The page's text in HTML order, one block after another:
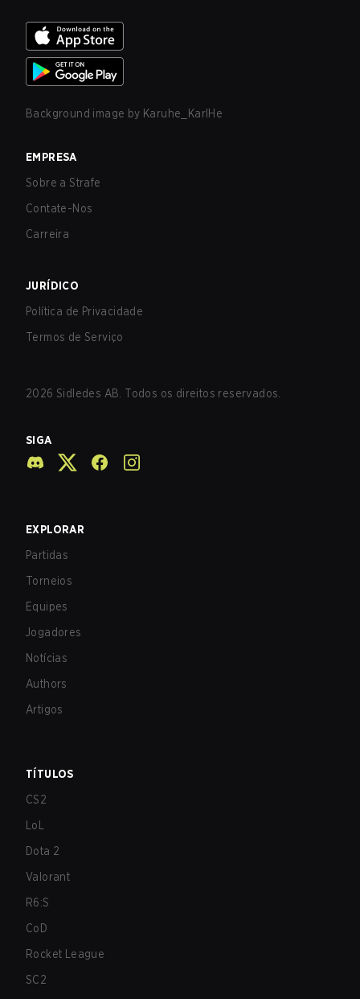
Background image by Karuhe_KarlHe
EMPRESA
Sobre a Strafe
Contate-Nos
Carreira
JURÍDICO
Política de Privacidade
Termos de Serviço
2026 Sidledes AB. Todos os direitos reservados.
SIGA
EXPLORAR
Partidas
Torneios
Equipes
Jogadores
Notícias
Authors
Artigos
TÍTULOS
CS2
LoL
Dota 2
Valorant
R6:S
CoD
Rocket League
SC2